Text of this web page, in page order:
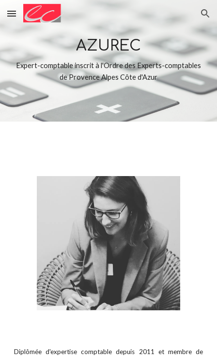
Skip to main content Skip to navigation
AZUREC
Expert-comptable inscrit à l'Ordre des Experts-comptables
de Provence Alpes Côte d'Azur
Diplômée d'expertise comptable depuis 2011 et membre de